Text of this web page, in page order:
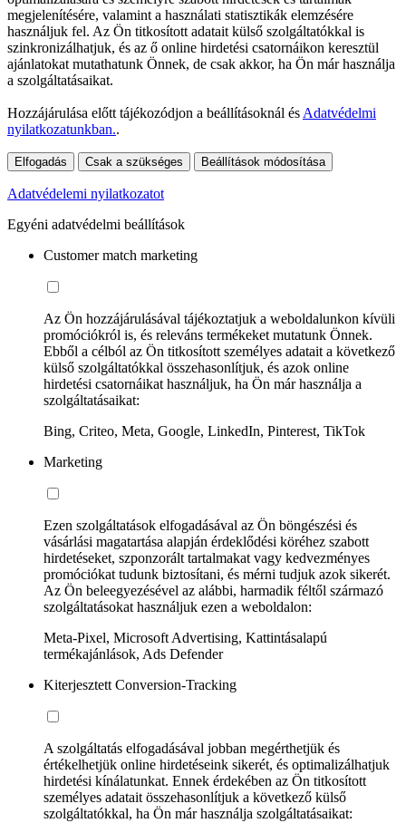
megjelenítésére, valamint a használati statisztikák elemzésére
használjuk fel. Az Ön titkosított adatait külső szolgáltatókkal is
szinkronizálhatjuk, és az ő online hirdetési csatornáikon keresztül
ajánlatokat mutathatunk Önnek, de csak akkor, ha Ön már használja
a szolgáltatásaikat.
Hozzájárulása előtt tájékozódjon a beállításoknál és Adatvédelmi
nyilatkozatunkban..
Elfogadás Csak a szükséges Beállítások módosítása
Adatvédelemi nyilatkozatot
Egyéni adatvédelmi beállítások
Customer match marketing
Az Ön hozzájárulásával tájékoztatjuk a weboldalunkon kívüli
promóciókról is, és releváns termékeket mutatunk Önnek.
Ebből a célból az Ön titkosított személyes adatait a következő
külső szolgáltatókkal összehasonlítjuk, és azok online
hirdetési csatornáikat használjuk, ha Ön már használja a
szolgáltatásaikat:
Bing, Criteo, Meta, Google, LinkedIn, Pinterest, TikTok
Marketing
Ezen szolgáltatások elfogadásával az Ön böngészési és
vásárlási magatartása alapján érdeklődési köréhez szabott
hirdetéseket, szponzorált tartalmakat vagy kedvezményes
promóciókat tudunk biztosítani, és mérni tudjuk azok sikerét.
Az Ön beleegyezésével az alábbi, harmadik féltől származó
szolgáltatásokat használjuk ezen a weboldalon:
Meta-Pixel, Microsoft Advertising, Kattintásalapú
termékajánlások, Ads Defender
Kiterjesztett Conversion-Tracking
A szolgáltatás elfogadásával jobban megérthetjük és
értékelhetjük online hirdetéseink sikerét, és optimalizálhatjuk
hirdetési kínálatunkat. Ennek érdekében az Ön titkosított
személyes adatait összehasonlítjuk a következő külső
szolgáltatókkal, ha Ön már használja szolgáltatásaikat: